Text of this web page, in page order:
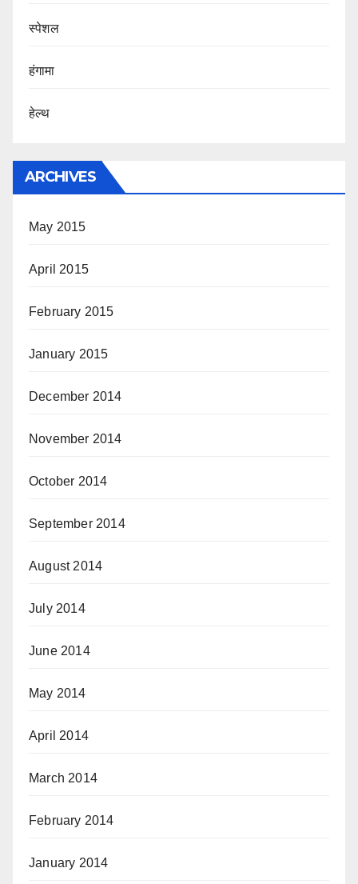
स्पेशल
हंगामा
हेल्थ
ARCHIVES
May 2015
April 2015
February 2015
January 2015
December 2014
November 2014
October 2014
September 2014
August 2014
July 2014
June 2014
May 2014
April 2014
March 2014
February 2014
January 2014